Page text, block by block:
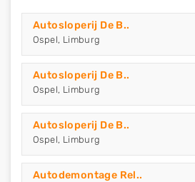
Autosloperij De B..
Ospel, Limburg
Autosloperij De B..
Ospel, Limburg
Autosloperij De B..
Ospel, Limburg
Autodemontage Rel..